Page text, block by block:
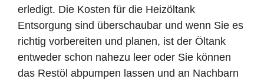
erledigt. Die Kosten für die Heizöltank
Entsorgung sind überschaubar und wenn Sie es
richtig vorbereiten und planen, ist der Öltank
entweder schon nahezu leer oder Sie können
das Restöl abpumpen lassen und an Nachbarn